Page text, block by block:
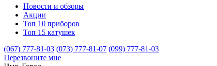
Новости и обзоры
Акции
Топ 10 приборов
Топ 15 катушек
(067) 777-81-03 (073) 777-81-07 (099) 777-81-03
Перезвоните мне